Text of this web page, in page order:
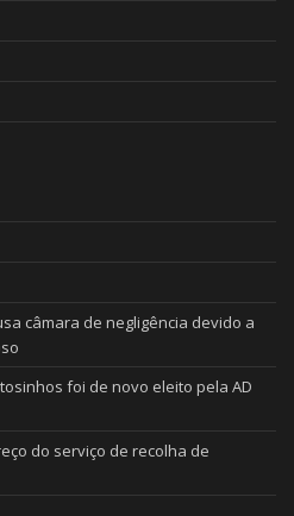
câmara de negligência devido a
foi de novo eleito pela AD
do serviço de recolha de